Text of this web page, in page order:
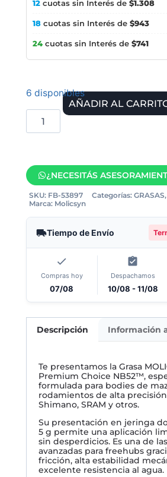
12 cuotas sin Interés de $1.308
18 cuotas sin Interés de $943
24 cuotas sin Interés de $741
6 disponibles
AÑADIR AL
¿NECESITÁS
SKU: FB-53897 Categorías: GRASAS,
Marca: Molicsyn
Tiempo de Envío
Compras hoy
07/08
Despachamos
10/08 - 11/08
Descripción Información
Te presentamos la Grasa
Premium Choice NB52™,
formulada para bodies de
rodamientos de alta
Shimano, SRAM y otros.
Su presentación en jeringa
5 g permite una aplicación
sin desperdicios. Es una de
avanzadas para freehubs
fricción, alta estabilidad
excelente resistencia al agua.